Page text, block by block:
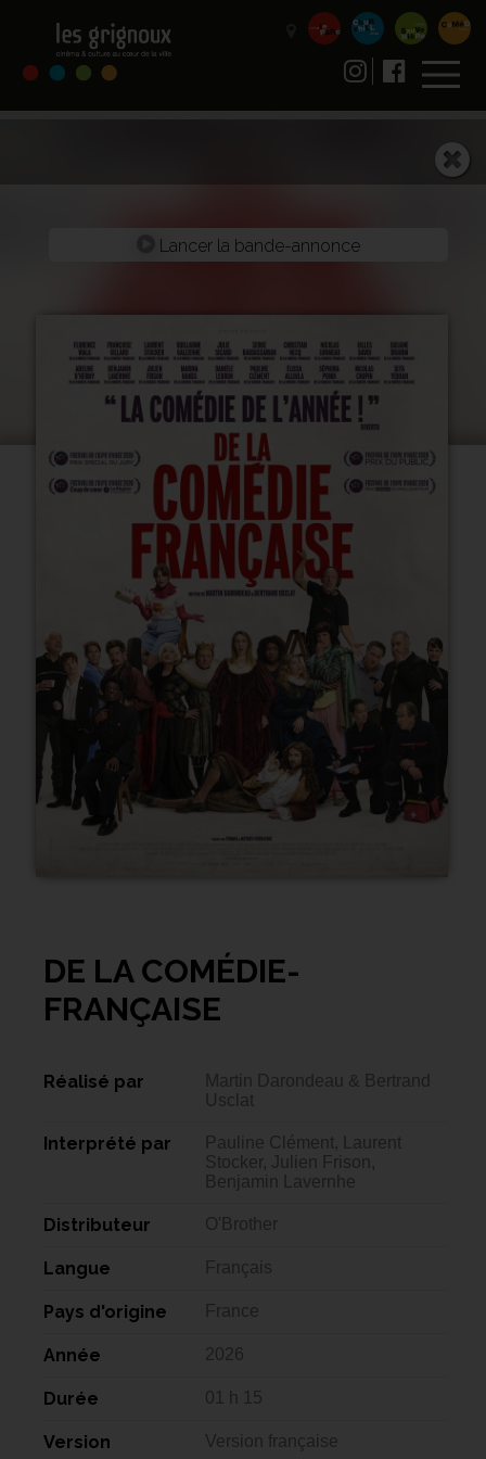
Lancer la bande-annonce
DE LA COMÉDIE-
FRANÇAISE
Réalisé par
Martin Darondeau & Bertrand
Usclat
Interprété par
Pauline Clément, Laurent
Stocker, Julien Frison,
Benjamin Lavernhe
Distributeur O'Brother
Langue Français
Pays d'origine France
Année 2026
Durée 01 h 15
Version Version française